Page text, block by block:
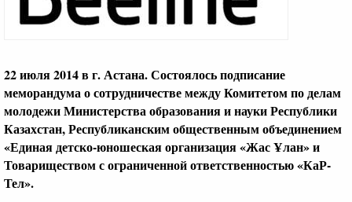
22 июля 2014вг. Астана. Состоялось подписание
меморандума о сотрудничестве между Комитетом по делам
молодежи Министерства образования и науки Республики
Казахстан, Республиканским общественным объединением
«Единая детско-юношеская организация «Жас Ұлан»и
Товариществом с ограниченной ответственностью «КаР-
Тел».